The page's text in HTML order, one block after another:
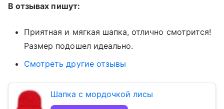
В отзывах пишут:
Приятная и мягкая шапка, отлично смотрится!
Размер подошел идеально.
Смотреть другие отзывы
Шапка с мордочкой лисы